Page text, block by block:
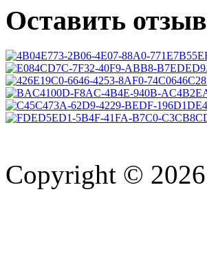
Оставить отзыв
Copyright © 2026